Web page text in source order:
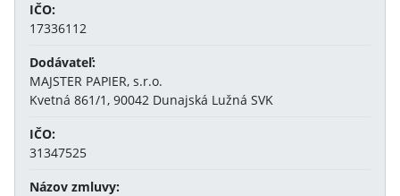
IČO:
17336112
Dodávateľ:
MAJSTER PAPIER, s.r.o.
Kvetná 861/1, 90042 Dunajská Lužná SVK
IČO:
31347525
Názov zmluvy: